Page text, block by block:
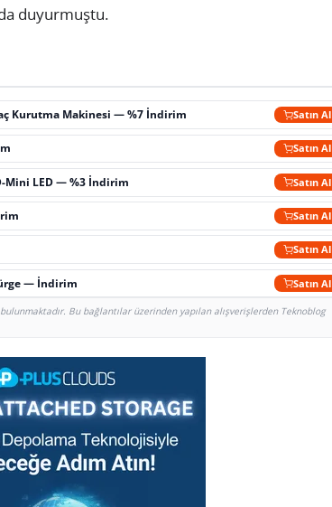
duyurmuştu.
Kurutma Makinesi — %7 İndirim Satın Al
Satın Al
Mini LED — %3 İndirim Satın Al
Satın Al
Satın Al
— İndirim Satın Al
Bu bağlantılar üzerinden yapılan alışverişlerden Teknoblog